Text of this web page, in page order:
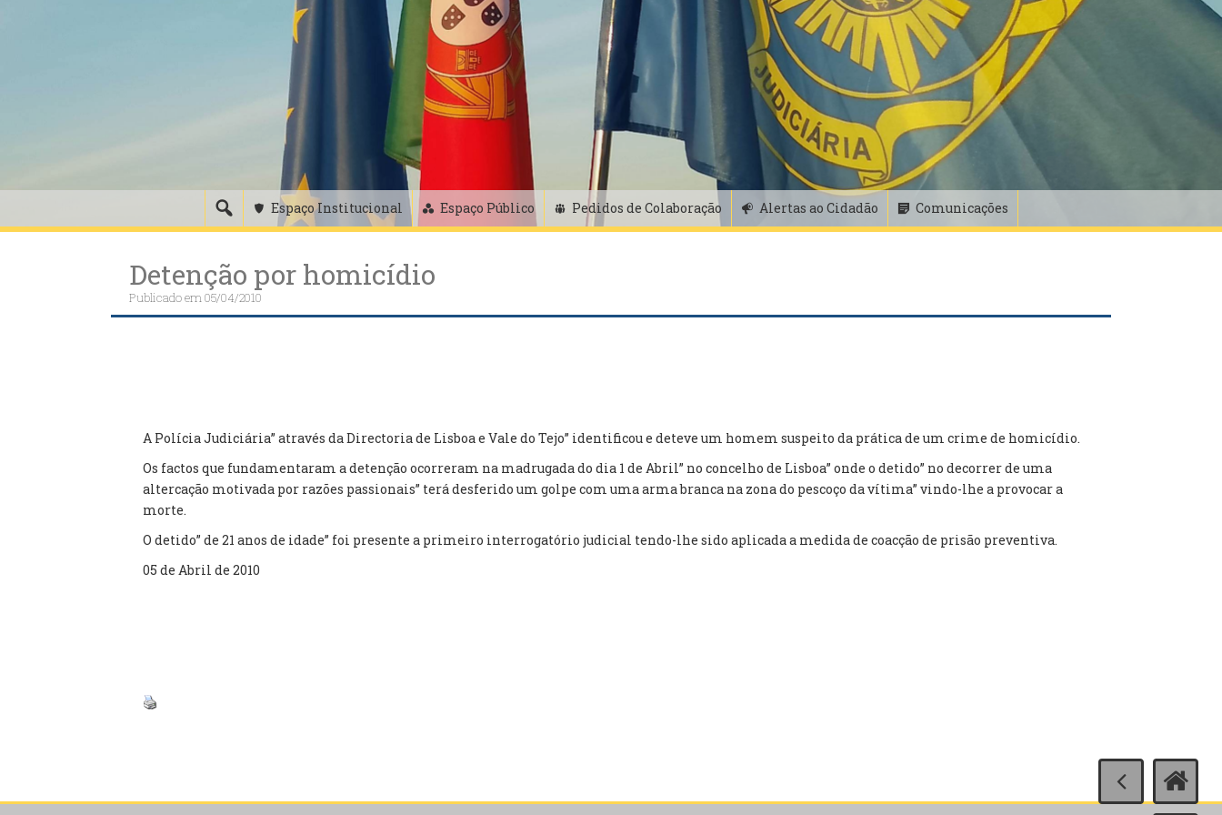
Espaço Institucional Espaço Público Pedidos de Colaboração Alertas ao Cidadão Comunicações
Detenção por homicídio
Publicado em05/04/2010
A Polícia Judiciária” através da Directoria de Lisboa e Vale do Tejo” identificou e deteve um homem suspeito da prática de um crime de homicídio.
Os factos que fundamentaram a detenção ocorreram na madrugada do dia 1 de Abril” no concelho de Lisboa” onde o detido” no decorrer de uma
altercação motivada por razões passionais” terá desferido um golpe com uma arma branca na zona do pescoço da vítima” vindo-lhe a provocar a
morte.
O detido” de 21 anos de idade” foi presente a primeiro interrogatório judicial tendo-lhe sido aplicada a medida de coacção de prisão preventiva.
05 de Abril de 2010